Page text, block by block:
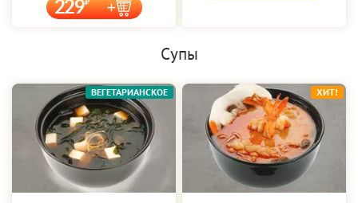
229
Супы
ВЕГЕТАРИАНСКОЕ ХИТ!